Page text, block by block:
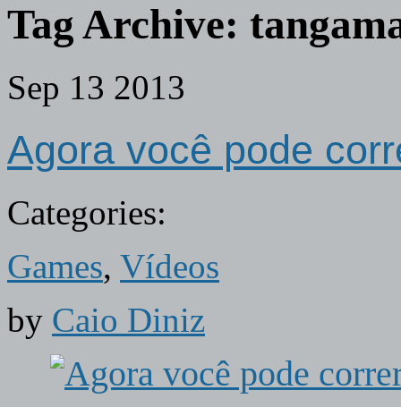
Tag Archive:
Sep 13 2013
Agora você pode
Categories:
Games, Vídeos
by Caio Diniz